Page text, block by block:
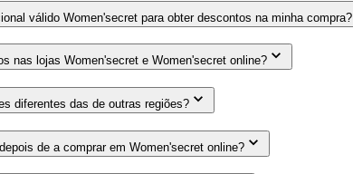
válido Women'secret para obter descontos na minha compra?
nas lojas Women'secret e Women'secret online?
diferentes das de outras regiões?
de a comprar em Women'secret online?